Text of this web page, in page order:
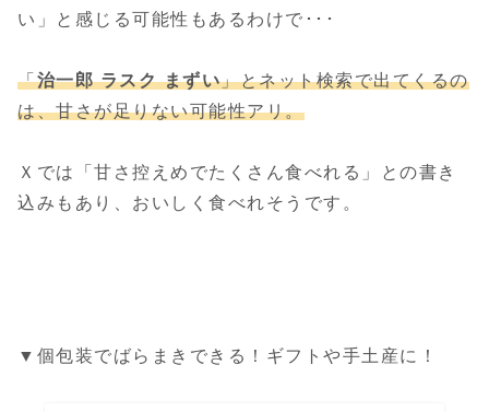
い」と感じる可能性もあるわけで･･･
「治一郎 ラスク まずい」とネット検索で出てくるの
は、甘さが足りない可能性アリ。
Ｘでは「甘さ控えめでたくさん食べれる」との書き
込みもあり、おいしく食べれそうです。
▼個包装でばらまきできる！ギフトや手土産に！